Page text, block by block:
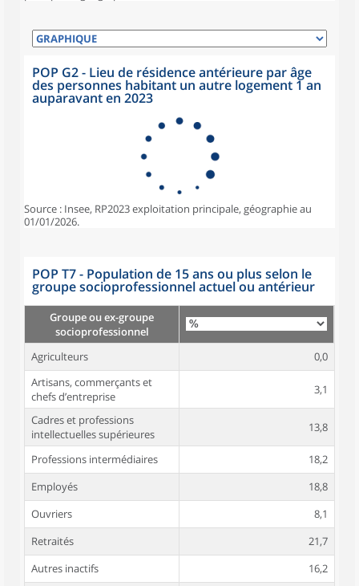
POP G2 - Lieu de résidence antérieure par âge
des personnes habitant un autre logement 1 an
auparavant en 2023
Source : Insee, RP2023 exploitation principale, géographie au
01/01/2026.
POP T7 - Population de 15 ans ou plus selon le
groupe socioprofessionnel actuel ou antérieur
Groupe ou ex-groupe
socioprofessionnel
Agriculteurs
0,0
Artisans, commerçants et
chefs d’entreprise
3,1
Cadres et professions
intellectuelles supérieures
13,8
Professions intermédiaires
18,2
Employés
18,8
Ouvriers
8,1
Retraités
21,7
Autres inactifs
16,2